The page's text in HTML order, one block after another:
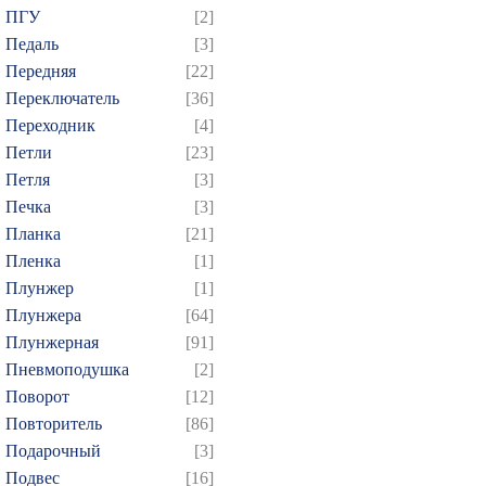
ПГУ
[2]
Педаль
[3]
Передняя
[22]
Переключатель
[36]
Переходник
[4]
Петли
[23]
Петля
[3]
Печка
[3]
Планка
[21]
Пленка
[1]
Плунжер
[1]
Плунжера
[64]
Плунжерная
[91]
Пневмоподушка
[2]
Поворот
[12]
Повторитель
[86]
Подарочный
[3]
Подвес
[16]